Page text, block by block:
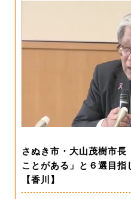
さぬき市・大山茂樹市長
ことがある」と６選目指
【香川】